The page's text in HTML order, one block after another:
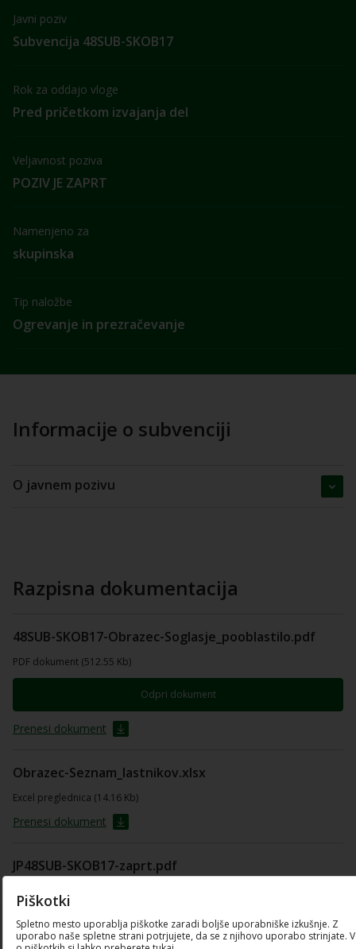
Javni poziv
Subvencija 48SUB-SKOB17
Rok za oddajo vloge
Pred pričetkom izvajanja del
Veljavnost poziva
POZIV JE ZAPRT
Namenjeno za
skupinska
Tip naložbe
Ogrevanje in prezračevanje
Informacije o subvenciji
O javnem pozivu
Razpisna dokumentacija
48SUB-SKOB17-Obrazec-Soglasje_pooblastilo.pdf
PDF dokument (512.55 Kb)
Odpri dokument
Prenesi dokument
Obrazec-Seznam_lastnikov.xlsx
Excel preglednica (14.16 Kb)
Prenesi dokument
JP48SUB-SKOB17-zaprt.pdf
Odpri dokument
Piškotki
Spletno mesto uporablja piškotke zaradi boljše uporabniške izkušnje. Z
uporabo naše spletne strani potrjujete, da se z njihovo uporabo strinjate.